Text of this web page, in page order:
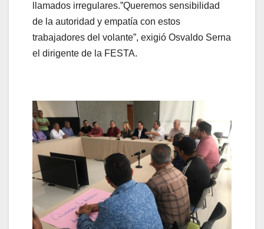
llamados irregulares.”Queremos sensibilidad
de la autoridad y empatía con estos
trabajadores del volante”, exigió Osvaldo Serna
el dirigente de la FESTA.